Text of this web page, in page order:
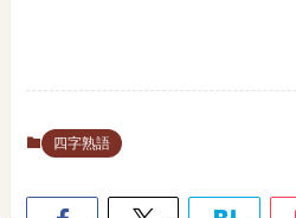
四字熟語